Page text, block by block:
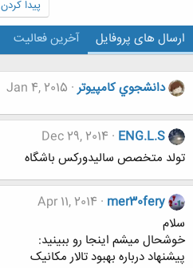
پیدا کردن
ارسال های پروفایل آخرین فعالیت
دانشجوي كامپيوتر Jan 4, 2015
ENG.L.S
Dec 29, 2014
تولد متخصص سالیدورکس باشگاه
mer30fery
Apr 11, 2014
سلام
خوشحال میشم اینجا رو ببینید:
پیشنهاد درباره بهبود تالار مکانیک